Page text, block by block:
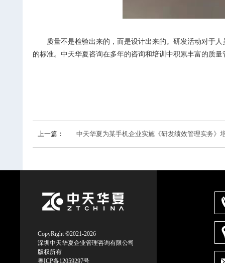
质量不是检验出来的，而是设计出来的。研发活动对于
的标准。中天华夏咨询在多年的咨询和培训中积累丰富的质
上一篇： 中天华夏为某手机企业实施《研发绩效管理实务》
CopyRight ©2021-2026
深圳中天华夏企业管理咨询有限公司
版权所有
粤ICP备12059297号